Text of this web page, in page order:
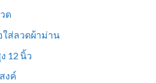
ด
ใส่ลวดผ้าม่าน
12 นิ้ว
งค์